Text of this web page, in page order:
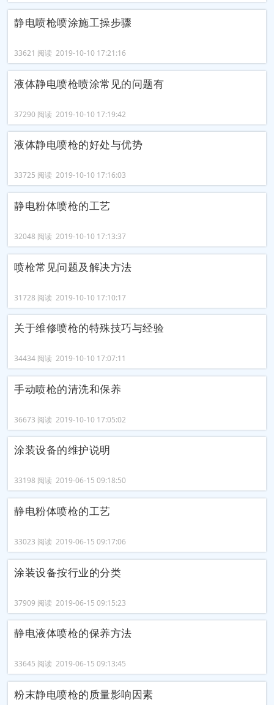
静电喷枪喷涂施工操步骤
33621 阅读 2019-10-10 17:21:16
液体静电喷枪喷涂常见的问题有
37290 阅读 2019-10-10 17:19:42
液体静电喷枪的好处与优势
33725 阅读 2019-10-10 17:16:03
静电粉体喷枪的工艺
32048 阅读 2019-10-10 17:13:37
喷枪常见问题及解决方法
31728 阅读 2019-10-10 17:10:17
关于维修喷枪的特殊技巧与经验
34434 阅读 2019-10-10 17:07:11
手动喷枪的清洗和保养
36673 阅读 2019-10-10 17:05:02
涂装设备的维护说明
33198 阅读 2019-06-15 09:18:50
静电粉体喷枪的工艺
33023 阅读 2019-06-15 09:17:06
涂装设备按行业的分类
37909 阅读 2019-06-15 09:15:23
静电液体喷枪的保养方法
33645 阅读 2019-06-15 09:13:45
粉末静电喷枪的质量影响因素